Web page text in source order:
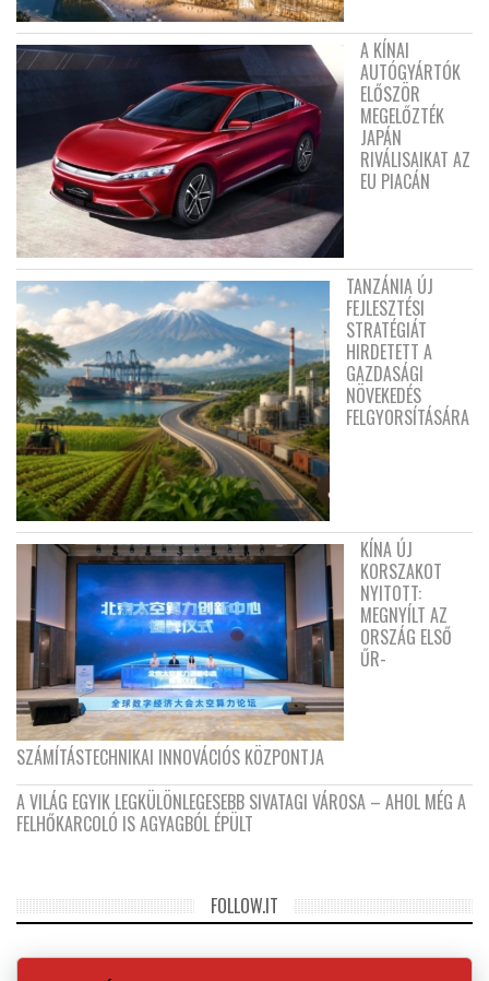
A KÍNAI
AUTÓGYÁRTÓK
ELŐSZÖR
MEGELŐZTÉK
JAPÁN
RIVÁLISAIKAT AZ
EU PIACÁN
TANZÁNIA ÚJ
FEJLESZTÉSI
STRATÉGIÁT
HIRDETETT A
GAZDASÁGI
NÖVEKEDÉS
FELGYORSÍTÁSÁRA
KÍNA ÚJ
KORSZAKOT
NYITOTT:
MEGNYÍLT AZ
ORSZÁG ELSŐ
ŰR-
SZÁMÍTÁSTECHNIKAI INNOVÁCIÓS KÖZPONTJA
A VILÁG EGYIK LEGKÜLÖNLEGESEBB SIVATAGI VÁROSA – AHOL MÉG A
FELHŐKARCOLÓ IS AGYAGBÓL ÉPÜLT
FOLLOW.IT